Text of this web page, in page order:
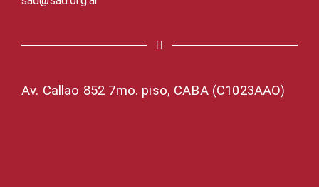
Av. Callao 852 7mo. piso, CABA (C1023AAO)